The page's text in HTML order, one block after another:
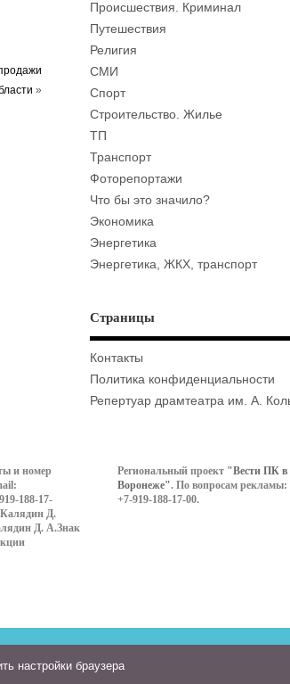
»
Происшествия. Криминал
Путешествия
Религия
СМИ
Спорт
Строительство. Жилье
ТП
Транспорт
Фоторепортажи
Что бы это значило?
Экономика
Энергетика
Энергетика, ЖКХ, транспорт
Страницы
Контакты
Политика конфиденциальности
Репертуар драмтеатра им. А.
и номер
188-17-
Калядин Д.
Д. А.Знак
Региональный проект "Вести ПК в
Воронеже". По вопросам рекламы:
+7-919-188-17-00.
настройки браузера